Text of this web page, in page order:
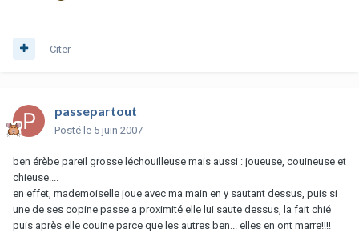
Citer
passepartout
Posté le 5 juin 2007
ben érèbe pareil grosse léchouilleuse mais aussi : joueuse, couineuse et
chieuse....
en effet, mademoiselle joue avec ma main en y sautant dessus, puis si
une de ses copine passe a proximité elle lui saute dessus, la fait chié
puis après elle couine parce que les autres ben... elles en ont marre!!!!